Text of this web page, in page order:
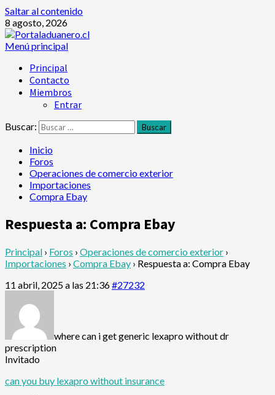
Saltar al contenido
8 agosto, 2026
Menú principal
Principal
Contacto
Miembros
Entrar
Buscar:
Inicio
Foros
Operaciones de comercio exterior
Importaciones
Compra Ebay
Respuesta a: Compra Ebay
Principal › Foros › Operaciones de comercio exterior ›
Importaciones › Compra Ebay › Respuesta a: Compra Ebay
11 abril, 2025 a las 21:36#27232
where can i get generic lexapro without dr
prescription
Invitado
can you buy lexapro without insurance